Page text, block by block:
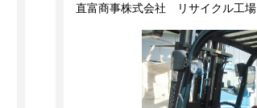
直富商事株式会社 リサイクル工場